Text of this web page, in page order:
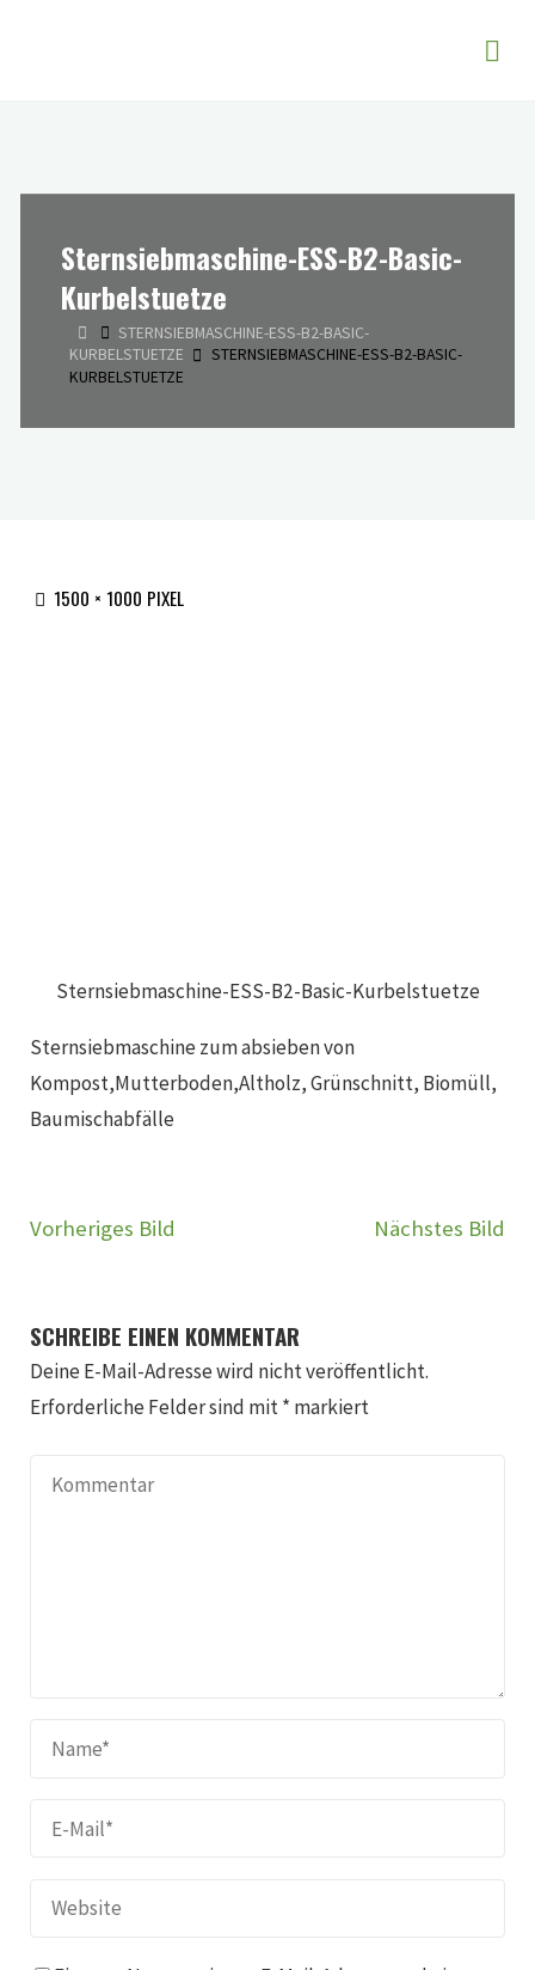
Sternsiebmaschine-ESS-B2-Basic-
Kurbelstuetze
STARTSTERNSIEBMASCHINE-ESS-B2-BASIC-
KURBELSTUETZE
STERNSIEBMASCHINE-ESS-B2-BASIC-
KURBELSTUETZE
ORIGINALGRÖSSE
1500 × 1000 PIXEL
Sternsiebmaschine-ESS-B2-Basic-Kurbelstuetze
Sternsiebmaschine zum absieben von
Kompost,Mutterboden,Altholz, Grünschnitt, Biomüll,
Baumischabfälle
Vorheriges Bild Nächstes Bild
SCHREIBE EINEN KOMMENTAR
Deine E-Mail-Adresse wird nicht veröffentlicht.
Erforderliche Felder sind mit* markiert